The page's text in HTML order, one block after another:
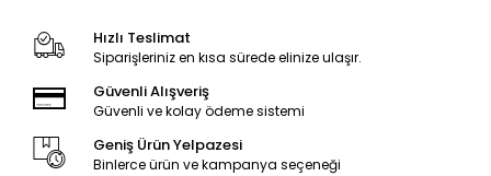
Hızlı Teslimat
Siparişleriniz en kısa sürede elinize ulaşır.
Güvenli Alışveriş
Güvenli ve kolay ödeme sistemi
Geniş Ürün Yelpazesi
Binlerce ürün ve kampanya seçeneği